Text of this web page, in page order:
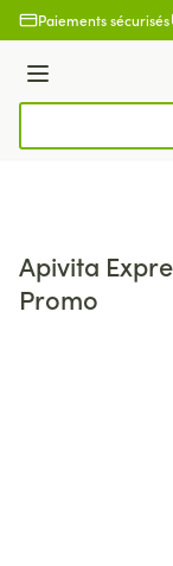
Aller au contenu
Paiements sécurisés
Menu
Apivita
Promo